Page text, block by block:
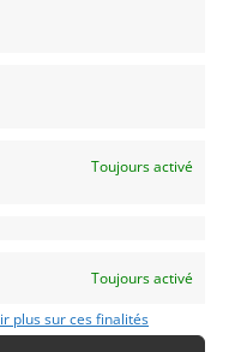
Toujours activé
Toujours activé
plus sur ces finalités
alors c’est peut-
une voiture bon
Maintenant
et prêt à